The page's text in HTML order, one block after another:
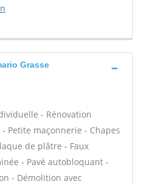
Grasse
- Rénovation
Petite maçonnerie - Chapes
de plâtre - Faux
- Pavé autobloquant -
- Démolition avec